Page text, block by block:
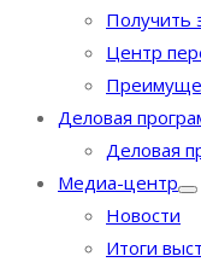
Получить
Центр
Деловая
Деловая
Медиа-центр
Новости
Итоги